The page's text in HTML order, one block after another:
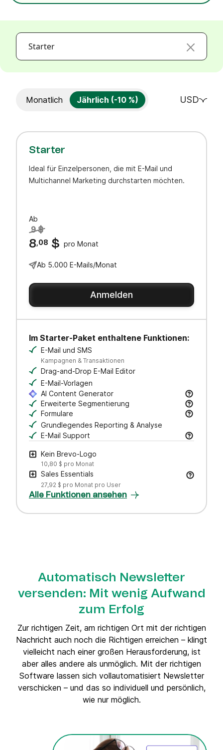
Starter
Monatlich Jährlich (-10 %) USD
Starter
Ideal für Einzelpersonen, die mit E-Mail und
Multichannel Marketing durchstarten möchten.
Ab
9 $
8 ,08 $ pro Monat
Ab 5.000 E-Mails/Monat
Anmelden
Im Starter-Paket enthaltene Funktionen:
E-Mail und SMS
Kampagnen & Transaktionen
Drag-and-Drop E-Mail Editor
E-Mail-Vorlagen
AI Content Generator
Entwirf Betreffzeilen und E-Mail-Texte, passe
Erweiterte Segmentierung
Suche, speichere und organisiere deine
Formulare
Erstelle markenspezifische Formulare, um
Grundlegendes Reporting & Analyse
E-Mail Support
Kein Brevo-Logo
10,80 $ pro Monat
Sales Essentials
27,92 $ pro Monat pro User
Alle Funktionen ansehen
Automatisch Newsletter
versenden: Mit wenig Aufwand
zum Erfolg
Zur richtigen Zeit, am richtigen Ort mit der richtigen
Nachricht auch noch die Richtigen erreichen – klingt
vielleicht nach einer großen Herausforderung, ist
aber alles andere als unmöglich. Mit der richtigen
Software lassen sich vollautomatisiert Newsletter
verschicken – und das so individuell und persönlich,
wie nur möglich.